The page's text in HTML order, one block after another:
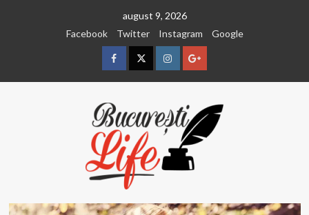
august 9, 2026
Facebook
Twitter Instagram Google
FacebookTwitterInstagramGoogle